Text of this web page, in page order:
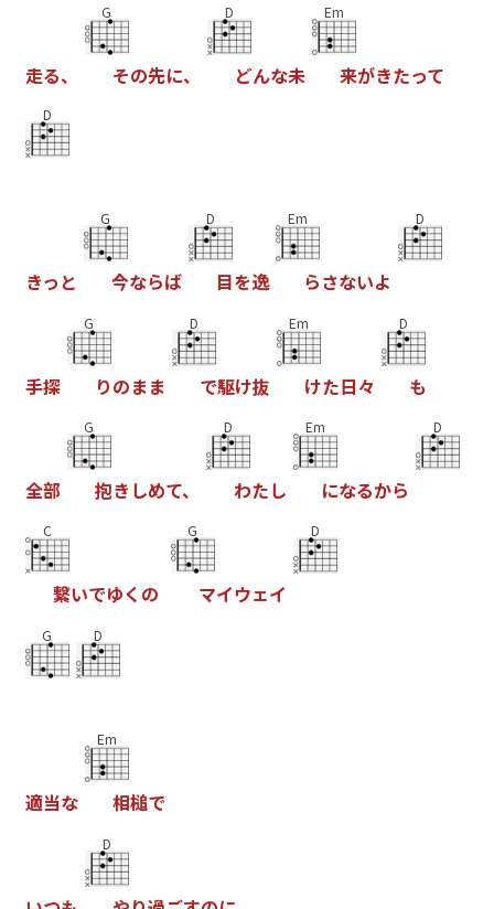
走る、
G
その先に、
D
どんな未
Em
来がきたって
D
きっ と
G
今ならば
D
目を逸
Em
らさないよ
D
手探
G
りのまま
D
で駆け抜
Em
けた日々
D
も
全部
G
抱き しめて、
D
わたし
Em
になるから
D
C
繋いでゆく の
G
マイウェイ
D
G D
適当な
Em
相槌で
D